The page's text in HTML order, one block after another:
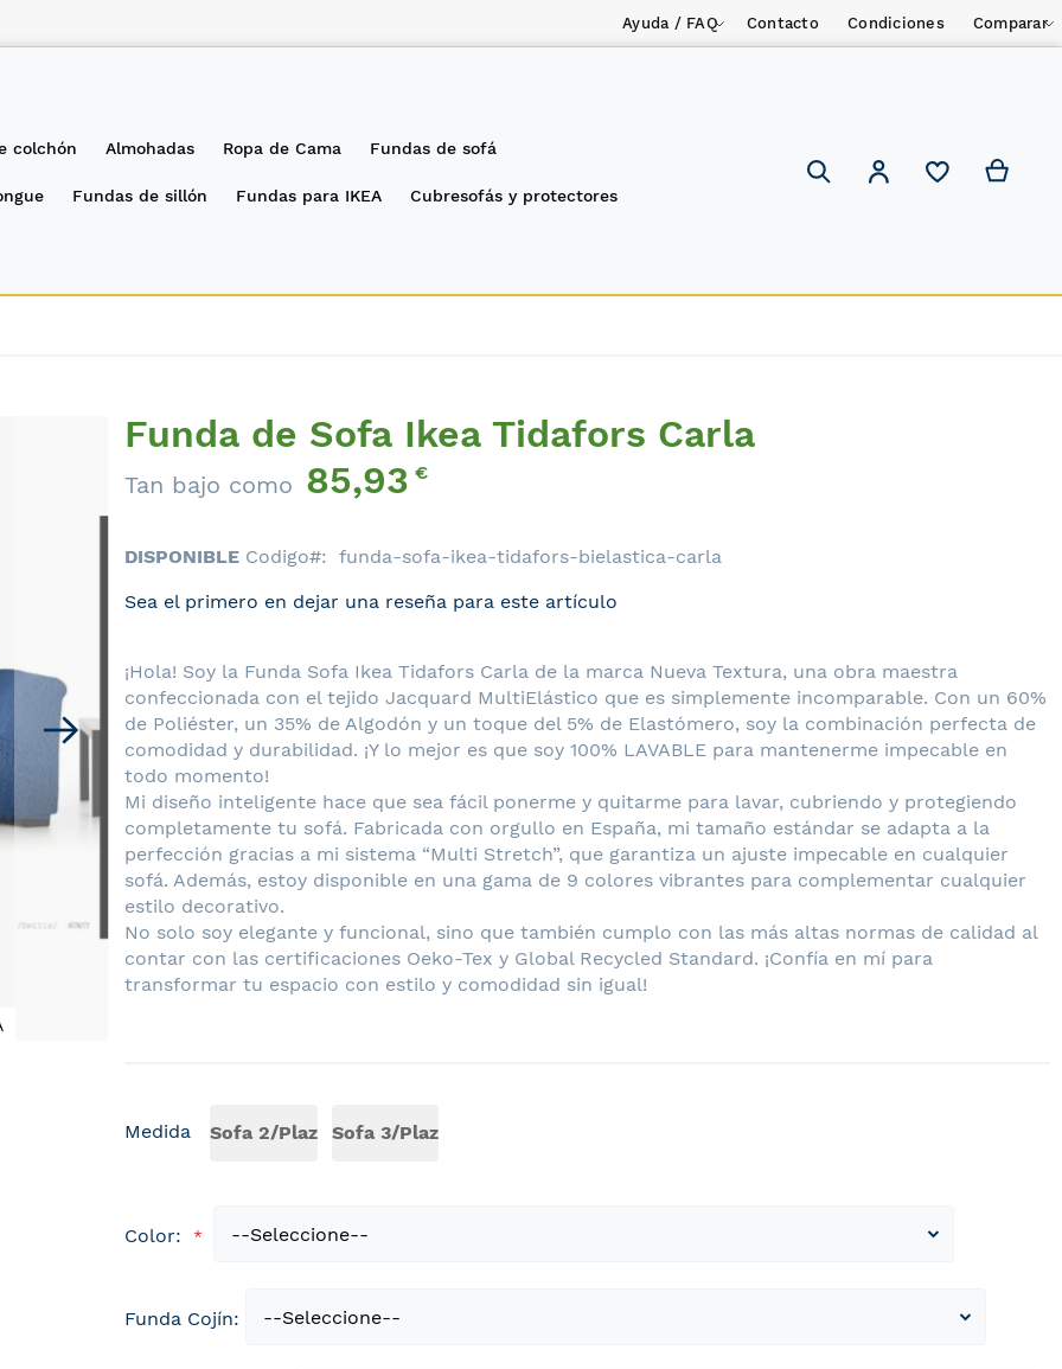
Ayuda / FAQ Contacto Condiciones Comparar
colchón Almohadas Ropa de Cama Fundas de sofá
Fundas de sillón Fundas para IKEA Cubresofás y protectores
Search
Mi cuenta
Funda de Sofa Ikea Tidafors Carla
Tan bajo como 85,93€
DISPONIBLE Codigo
funda-sofa-ikea-tidafors-bielastica-carla
Sea el primero en dejar una reseña para este artículo
¡Hola! Soy la Funda Sofa Ikea Tidafors Carla de la marca Nueva Textura, una obra maestra
confeccionada con el tejido Jacquard MultiElástico que es simplemente incomparable. Con un 60%
de Poliéster, un 35% de Algodón y un toque del 5% de Elastómero, soy la combinación perfecta de
comodidad y durabilidad. ¡Y lo mejor es que soy 100% LAVABLE para mantenerme impecable en
todo momento!
Mi diseño inteligente hace que sea fácil ponerme y quitarme para lavar, cubriendo y protegiendo
completamente tu sofá. Fabricada con orgullo en España, mi tamaño estándar se adapta a la
perfección gracias a mi sistema “Multi Stretch”, que garantiza un ajuste impecable en cualquier
sofá. Además, estoy disponible en una gama de 9 colores vibrantes para complementar cualquier
estilo decorativo.
No solo soy elegante y funcional, sino que también cumplo con las más altas normas de calidad al
contar con las certificaciones Oeko-Tex y Global Recycled Standard. ¡Confía en mí para
transformar tu espacio con estilo y comodidad sin igual!
Medida Sofa 2/Plaz Sofa 3/Plaz
Color:
Funda Cojín: